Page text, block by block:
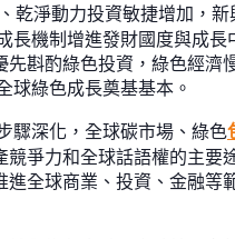
乾淨動力投資敏捷增加，
機制增進發財國度與成
斟酌綠色投資，綠色經
球綠色成長奠基基本。
驟深化，全球碳市場、綠色
爭力和全球話語權的主
全球商業、投資、金融